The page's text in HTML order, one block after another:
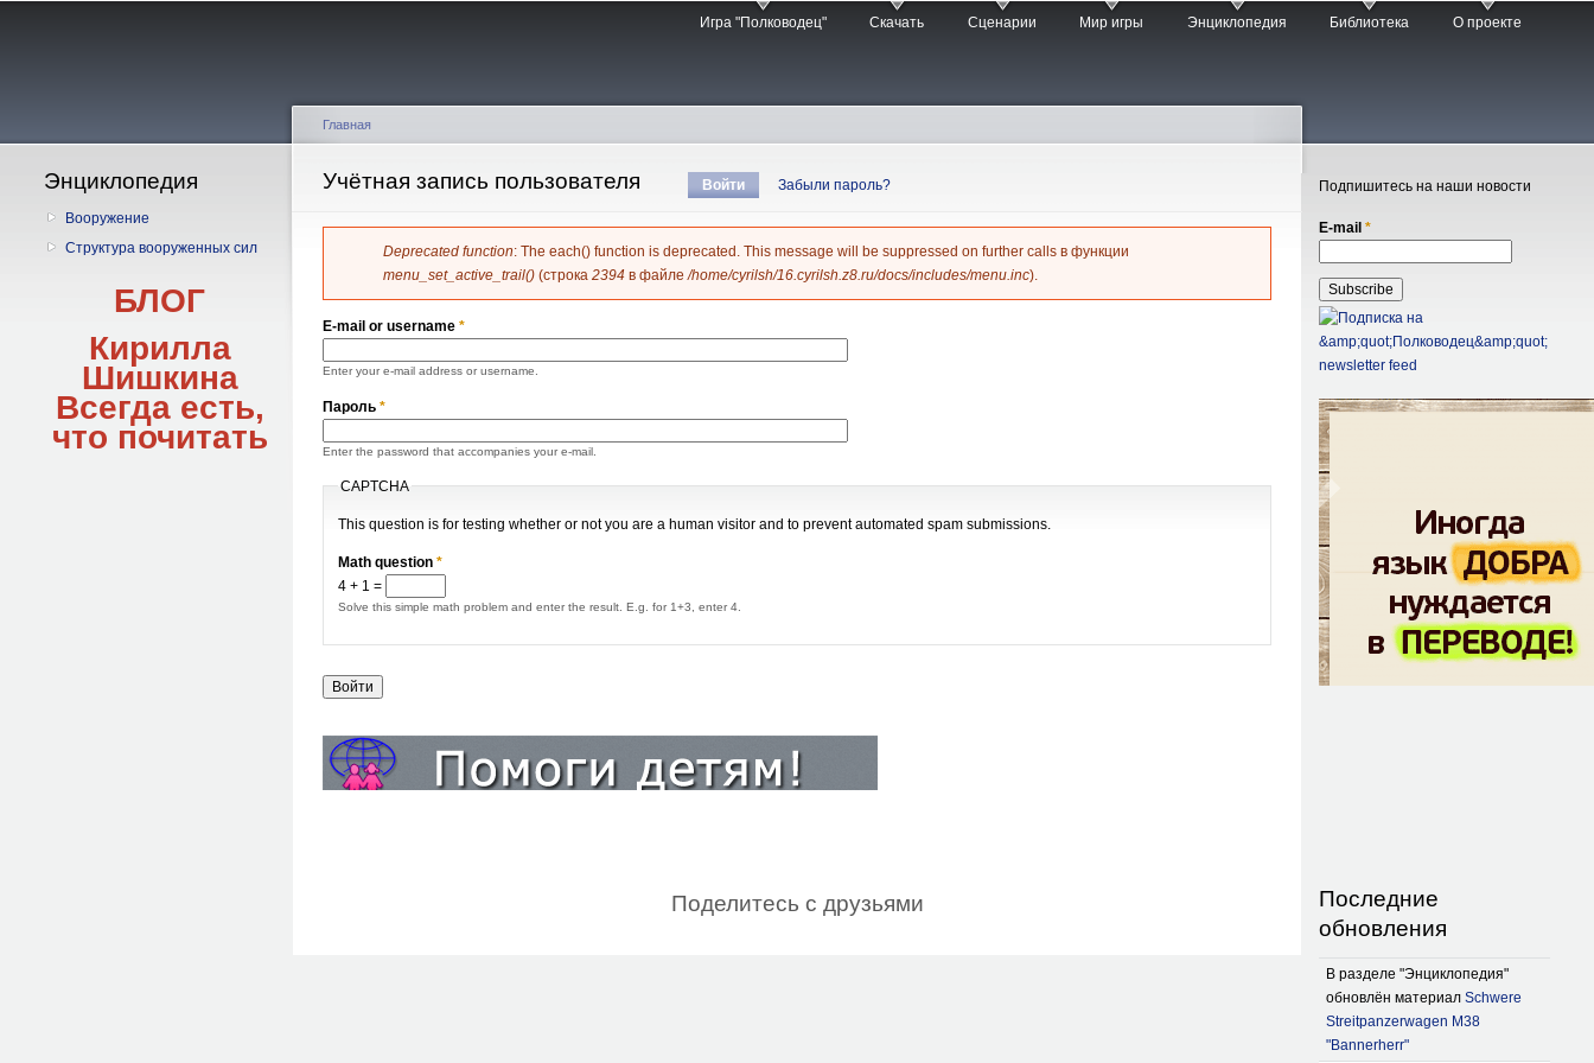
Перейти к
Игра "Полководец" Скачать Сценарии Мир игры Энциклопедия Библиотека О проекте
Энциклопедия
Вооружение
Структура вооруженных сил
БЛОГ
Кирилла
Шишкина
Всегда есть,
что почитать
Вы здесь
Главная
Учётная запись пользователя
Главные вкладки Войти (активная вкладка)
Забыли пароль?
Сообщение об ошибке
Deprecated function: The each() function is deprecated. This message will be suppressed on further calls в функции
menu_set_active_trail() (строка 2394 в файле/home/cyrilsh/16.cyrilsh.z8.ru/docs/includes/menu.inc).
E-mail or username *
Enter your e-mail address or username.
Пароль *
Enter the password that accompanies your e-mail.
CAPTCHA
This question is for testing whether or not you are a human visitor and to prevent automated spam submissions.
Math question*
4 + 1 =
Solve this simple math problem and enter the result. E.g. for 1+3, enter 4.
Поделитесь с друзьями
Подпишитесь на наши новости
E-mail *
Последние
обновления
В разделе "Энциклопедия"
обновлён материалSchwere
Streitpanzerwagen M38
"Bannerherr"